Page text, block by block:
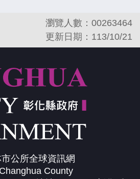
瀏覽人數：00263464
更新日期：113/10/21
公所全球資訊網
County